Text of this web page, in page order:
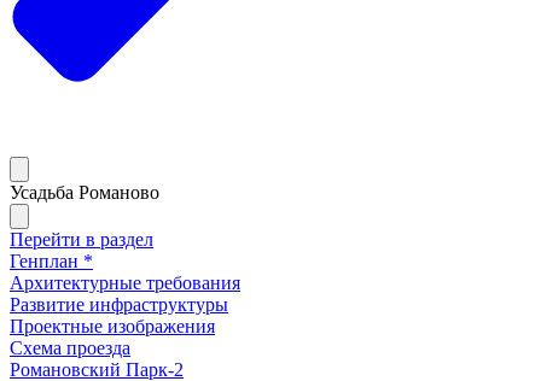
Усадьба Романово
Перейти в раздел
Генплан *
Архитектурные требования
Развитие инфраструктуры
Проектные изображения
Схема проезда
Романовский Парк-2